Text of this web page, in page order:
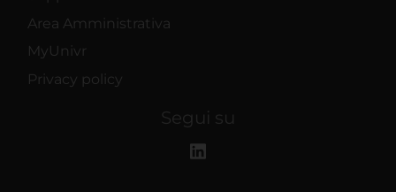
Area Amministrativa
MyUnivr
Privacy policy
Segui su